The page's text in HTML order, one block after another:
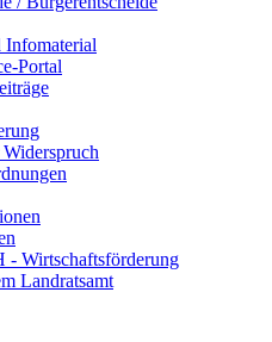
Infomaterial
Portal
- Wirtschaftsförderung
Landratsamt